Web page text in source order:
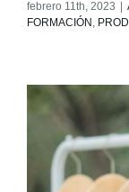
febrero 11th, 2023
FORMACIÓN ,